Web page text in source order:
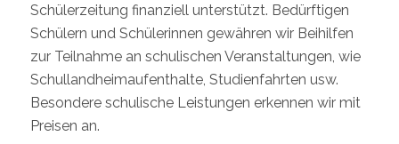
Schülerzeitung finanziell unterstützt. Bedürftigen
Schülern und Schülerinnen gewähren wir Beihilfen
zur Teilnahme an schulischen Veranstaltungen, wie
Schullandheimaufenthalte, Studienfahrten usw.
Besondere schulische Leistungen erkennen wir mit
Preisen an.